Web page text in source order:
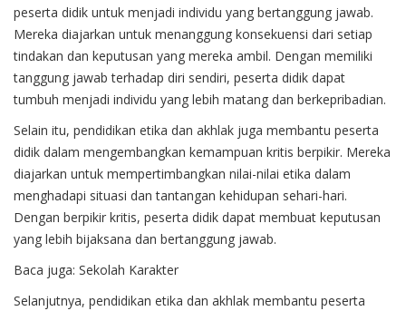
peserta didik untuk menjadi individu yang bertanggung jawab.
Mereka diajarkan untuk menanggung konsekuensi dari setiap
tindakan dan keputusan yang mereka ambil. Dengan memiliki
tanggung jawab terhadap diri sendiri, peserta didik dapat
tumbuh menjadi individu yang lebih matang dan berkepribadian.
Selain itu, pendidikan etika dan akhlak juga membantu peserta
didik dalam mengembangkan kemampuan kritis berpikir. Mereka
diajarkan untuk mempertimbangkan nilai-nilai etika dalam
menghadapi situasi dan tantangan kehidupan sehari-hari.
Dengan berpikir kritis, peserta didik dapat membuat keputusan
yang lebih bijaksana dan bertanggung jawab.
Baca juga: Sekolah Karakter
Selanjutnya, pendidikan etika dan akhlak membantu peserta